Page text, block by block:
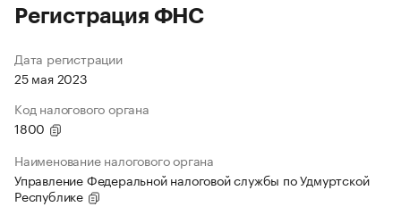
Регистрация ФНС
Дата регистрации
25 мая 2023
Код налогового органа
1800
Наименование налогового органа
Управление Федеральной налоговой службы по Удмуртской
Республике